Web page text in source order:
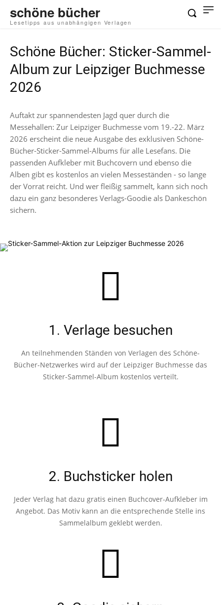
schöne bücher
Lesetipps aus unabhängigen Verlagen
Schöne Bücher: Sticker-Sammel-
Album zur Leipziger Buchmesse
2026
Auftakt zur spannendesten Jagd quer durch die
Messehallen: Zur Leipziger Buchmesse vom 19.-22. März
2026 erscheint die neue Ausgabe des exklusiven Schöne-
Bücher-Sticker-Sammel-Albums für alle Lesefans. Die
passenden Aufkleber mit Buchcovern und ebenso die
Alben gibt es kostenlos an vielen Messeständen - so lange
der Vorrat reicht. Und wer fleißig sammelt, kann sich noch
dazu ein ganz besonderes Verlags-Goodie als Dankeschön
sichern.
1. Verlage besuchen
An teilnehmenden Ständen von Verlagen des Schöne-
Bücher-Netzwerkes wird auf der Leipziger Buchmesse das
Sticker-Sammel-Album kostenlos verteilt.
2. Buchsticker holen
Jeder Verlag hat dazu gratis einen Buchcover-Aufkleber im
Angebot. Das Motiv kann an die entsprechende Stelle ins
Sammelalbum geklebt werden.